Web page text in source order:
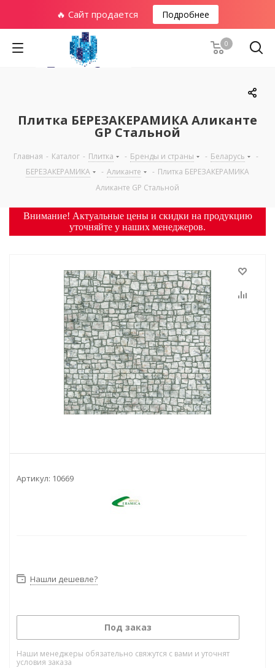
🔥 Сайт продается Подробнее
0
Плитка БЕРЕЗАКЕРАМИКА Аликанте
GP Стальной
Главная - Каталог - Плитка - Бренды и страны - Беларусь
-
БЕРЕЗАКЕРАМИКА
- Аликанте - Плитка БЕРЕЗАКЕРАМИКА
Аликанте GP Стальной
Внимание! Актуальные цены и скидки на продукцию
уточняйте у наших менеджеров.
Артикул: 10669
Нашли дешевле?
Под заказ
Наши менеджеры обязательно свяжутся с вами и уточнят
условия заказа